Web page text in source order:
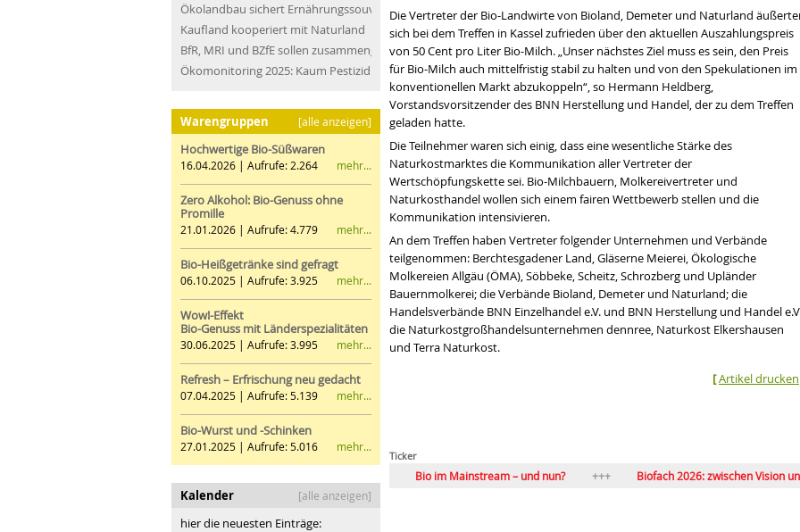
Ökolandbau sichert Ernährungssouveränität
Kaufland kooperiert mit Naturland
BfR, MRI und BZfE sollen zusammengeführt werden
Ökomonitoring 2025: Kaum Pestizidrückstände in Bio-Lebensmitteln
Warengruppen [alle anzeigen]
Hochwertige Bio-Süßwaren
16.04.2026 | Aufrufe: 2.264 mehr...
Zero Alkohol: Bio-Genuss ohne
Promille
21.01.2026 | Aufrufe: 4.779 mehr...
Bio-Heißgetränke sind gefragt
06.10.2025 | Aufrufe: 3.925 mehr...
Wow!-Effekt
Bio-Genuss mit Länderspezialitäten
30.06.2025 | Aufrufe: 3.995 mehr...
Refresh – Erfrischung neu gedacht
07.04.2025 | Aufrufe: 5.139 mehr...
Bio-Wurst und -Schinken
27.01.2025 | Aufrufe: 5.016 mehr...
Kalender [alle anzeigen]
hier die neuesten Einträge:
Die Vertreter der Bio-Landwirte von Bioland, Demeter und Naturland
sich bei dem Treffen in Kassel zufrieden über den aktuellen Auszahlungspreis
von 50 Cent pro Liter Bio-Milch. „Unser nächstes Ziel muss es sein, den Preis
für Bio-Milch auch mittelfristig stabil zu halten und von den Spekulationen im
konventionellen Markt abzukoppeln“, so Hermann Heldberg,
Vorstandsvorsitzender des BNN Herstellung und Handel, der zu dem Treffen
geladen hatte.
Die Teilnehmer waren sich einig, dass eine wesentliche Stärke des
Naturkostmarktes die Kommunikation aller Vertreter der
Wertschöpfungskette sei. Bio-Milchbauern, Molkereivertreter und
Naturkosthandel wollen sich einem fairen Wettbewerb stellen und die
Kommunikation intensivieren.
An dem Treffen haben Vertreter folgender Unternehmen und Verbände
teilgenommen: Berchtesgadener Land, Gläserne Meierei, Ökologische
Molkereien Allgäu (ÖMA), Söbbeke, Scheitz, Schrozberg und Upländer
Bauernmolkerei; die Verbände Bioland, Demeter und Naturland; die
Handelsverbände BNN Einzelhandel e.V. und BNN Herstellung und Handel
die Naturkostgroßhandelsunternehmen dennree, Naturkost Elkershausen
und Terra Naturkost.
[Artikel drucken
Ticker
Bio im Mainstream – und nun? Biofach 2026: zwischen Vision und
Bio